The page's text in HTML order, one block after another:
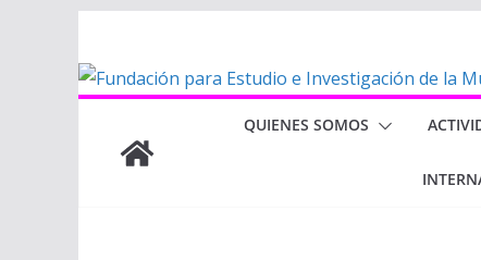
contenido
QUIENES SOMOS